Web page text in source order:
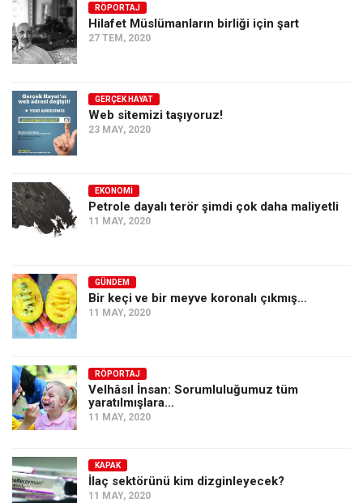
RÖPORTAJ
Hilafet Müslümanların birliği için şart
27 TEM, 2020
GERÇEK HAYAT
Web sitemizi taşıyoruz!
23 MAY, 2020
EKONOMI
Petrole dayalı terör şimdi çok daha maliyetli
11 MAY, 2020
GÜNDEM
Bir keçi ve bir meyve koronalı çıkmış…
11 MAY, 2020
RÖPORTAJ
Velhâsıl İnsan: Sorumluluğumuz tüm
yaratılmışlara…
11 MAY, 2020
KAPAK
İlaç sektörünü kim dizginleyecek?
11 MAY, 2020